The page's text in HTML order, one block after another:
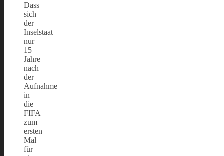
Dass
sich
der
Inselstaat
nur
15
Jahre
nach
der
Aufnahme
in
die
FIFA
zum
ersten
Mal
für